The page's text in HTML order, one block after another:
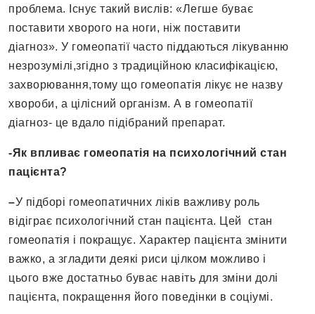
проблема. Існує такий вислів: «Легше буває
поставити хворого на ноги, ніж поставити
діагноз». У гомеопатії часто піддаються лікуванню
незрозумілі,згідно з традиційною класифікацією,
захворювання,тому що гомеопатія лікує не назву
хвороби, а цілісний організм. А в гомеопатії
діагноз- це вдало підібраний препарат.
-Як впливає гомеопатія на психологічний стан
пацієнта?
–У підборі гомеопатичних ліків важливу роль
відіграє психологічний стан пацієнта. Цей стан
гомеопатія і покращує. Характер пацієнта змінити
важко, а згладити деякі риси цілком можливо і
цього вже достатньо буває навіть для зміни долі
пацієнта, покращення його поведінки в соціумі.